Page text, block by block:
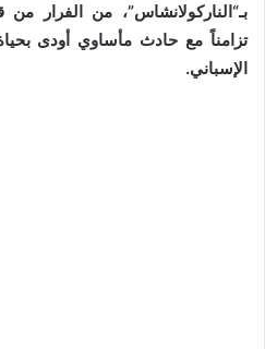
بـ“الناركولانشاس”، من الفرار
تزامناً مع حادث مأساوي أودى
الإسباني.